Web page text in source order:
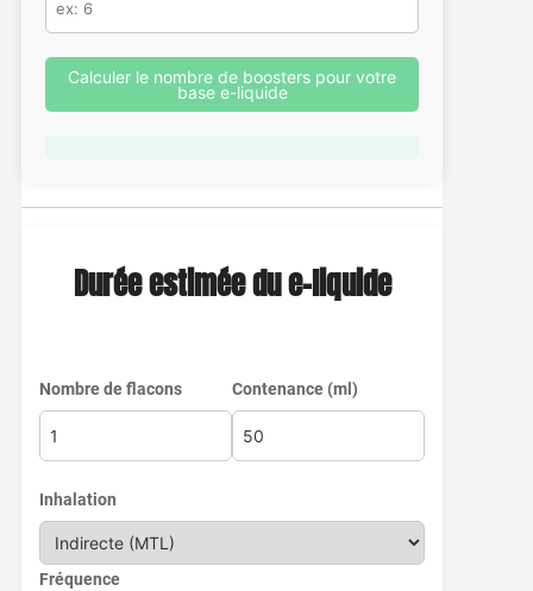
Calculer le nombre de boosters pour votre
base e-liquide
Durée estimée du e-liquide
Nombre de flacons Contenance (ml)
Inhalation
Fréquence